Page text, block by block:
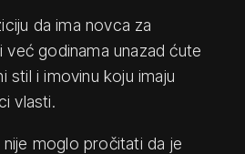
da ima novca za
već godinama unazad ćute
stil i imovinu koju imaju
vlasti.
moglo pročitati da je